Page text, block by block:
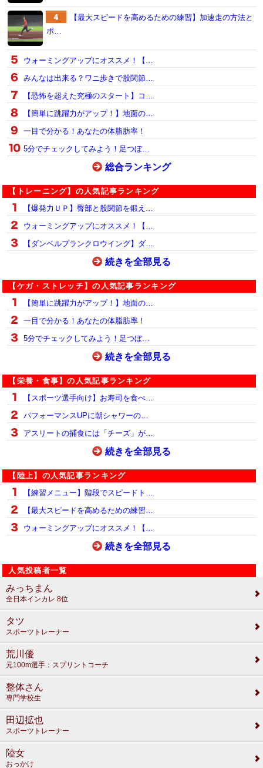
【最大スピードを高めるための練習】加速走の方法と
ポ…
ウォーミングアップにオススメ！【…
みんなは出来る？ワニ歩きで股関節…
【恐怖を超えた究極のスタート】コ…
【簡単に跳躍力がアップ！】地面の…
一目で分かる！あなたの体脂肪率！
5分でチェックしてみよう！足つぼ…
総合ランキング
【トレーニング】の人気記事ランキング
【爆発力ＵＰ】臀部と股関節を鍛え…
ウォーミングアップにオススメ！【…
【ダンベルプランクロウイング】ダ…
続きを全部見る
【ケガ・ストレッチ】の人気記事ランキング
【簡単に跳躍力がアップ！】地面の…
一目で分かる！あなたの体脂肪率！
5分でチェックしてみよう！足つぼ…
続きを全部見る
【栄養・食事】の人気記事ランキング
【スポーツ選手向け】お寿司を食べ…
パフォーマンスUPに朝シャワーの…
アスリートの捕食には「チーズ」が…
続きを全部見る
【陸上】の人気記事ランキング
【練習メニュー】階段でスピードト…
【最大スピードを高めるための練習…
ウォーミングアップにオススメ！【…
続きを全部見る
人気投稿者一覧
みっちまん
全日本インカレ 8位
タツ
スポーツトレーナー
荒川優
元100m選手：スプリントコーチ
整体さん
専門学校生
田辺拡也
スポーツトレーナー
陸女
おっかけ